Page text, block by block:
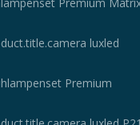
luxled
Premium